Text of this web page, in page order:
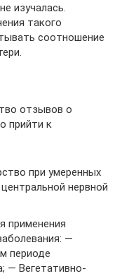
изучалась.
такого
соотношение
отзывов о
прийти к
при умеренных
нервной
применения
—
периоде
— Вегетативно-